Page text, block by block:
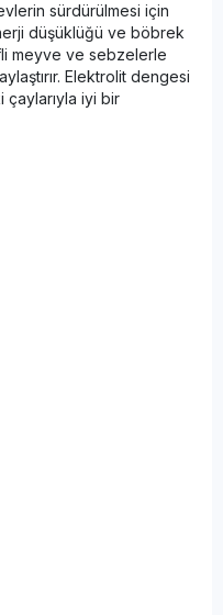
sürdürülmesi için
düşüklüğü ve böbrek
meyve ve sebzelerle
Elektrolit dengesi
iyi bir